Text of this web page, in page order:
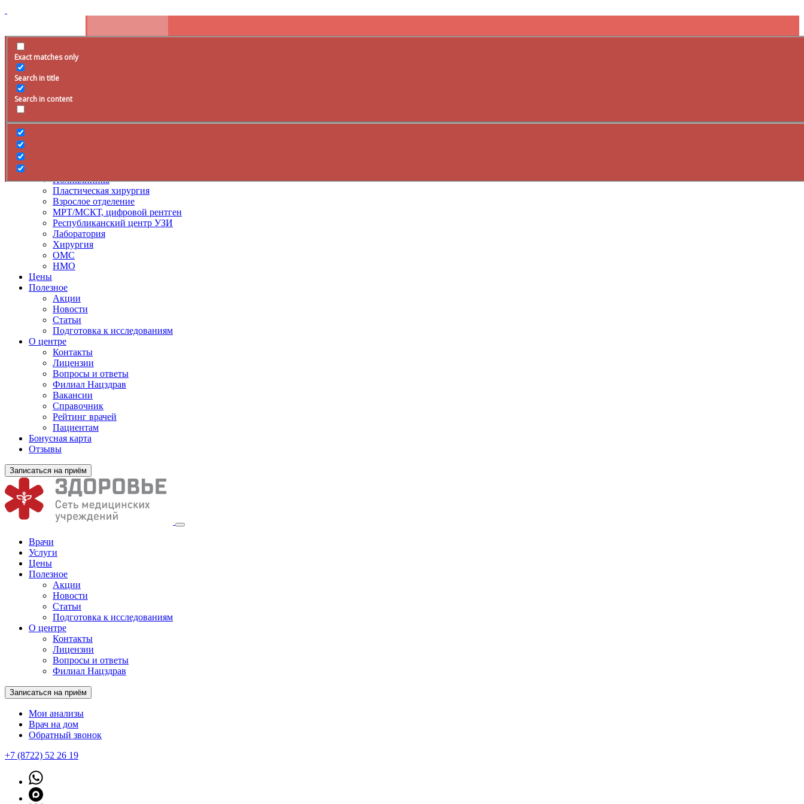
Exact matches only
Search in title
Search in content
Расписание
+79285399105 Время работы
Поликлиника
Пластическая хирургия
Взрослое отделение
МРТ/МСКТ, цифровой рентген
Республиканский центр УЗИ
Лаборатория
Хирургия
ОМС
НМО
Цены
Полезное
Акции
Новости
Статьи
Подготовка к исследованиям
О центре
Контакты
Лицензии
Вопросы и ответы
Филиал Нацздрав
Вакансии
Справочник
Рейтинг врачей
Пациентам
Бонусная карта
Отзывы
Записаться на приём
Врачи
Услуги
Цены
Полезное
Акции
Новости
Статьи
Подготовка к исследованиям
О центре
Контакты
Лицензии
Вопросы и ответы
Филиал Нацздрав
Записаться на приём
Мои анализы
Врач на дом
Обратный звонок
+7 (8722) 52 26 19